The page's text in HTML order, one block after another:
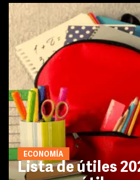
ECONOMÍA
Lista de útiles